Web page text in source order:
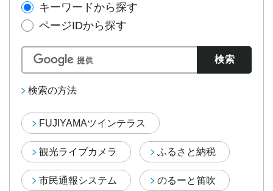
キーワードから探す
ページIDから探す
検索の方法
FUJIYAMAツインテラス
観光ライブカメラ ふるさと納税
市民通報システム のるーと笛吹